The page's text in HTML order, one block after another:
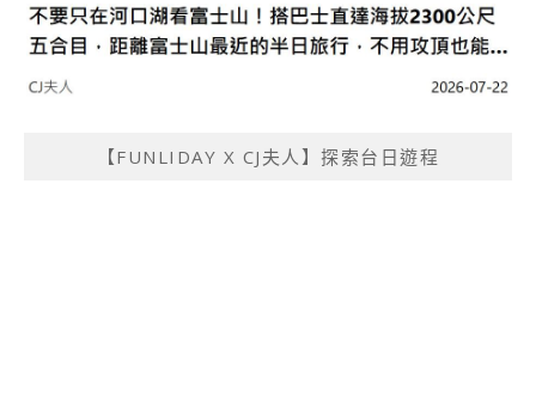
【FUNLIDAY X CJ夫人】探索台日遊程